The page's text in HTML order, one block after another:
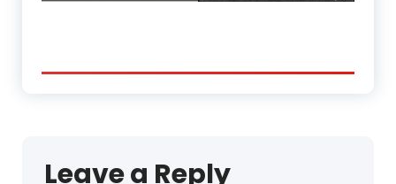
Leave a Reply